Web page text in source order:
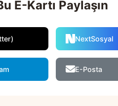
E-Kartı Paylaşın
NextSosyal
E-Posta